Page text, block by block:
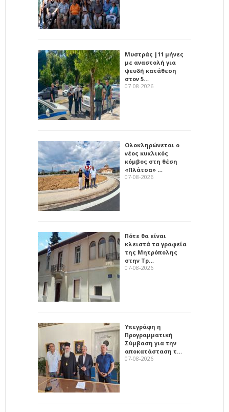
Μυστράς |11 μήνες
με αναστολή για
ψευδή κατάθεση
στον 5…
07-08-2026
Ολοκληρώνεται ο
νέος κυκλικός
κόμβος στη θέση
«Πλάτσα» …
07-08-2026
Πότε θα είναι
κλειστά τα γραφεία
της Μητρόπολης
στην Τρ…
07-08-2026
Υπεγράφη η
Προγραμματική
Σύμβαση για την
αποκατάσταση τ…
07-08-2026